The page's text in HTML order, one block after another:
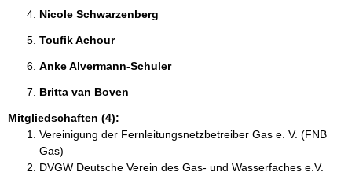
Nicole Schwarzenberg
Toufik Achour
Anke Alvermann-Schuler
Britta van Boven
Mitgliedschaften (4):
Vereinigung der Fernleitungsnetzbetreiber Gas e. V. (FNB
Gas)
DVGW Deutsche Verein des Gas- und Wasserfaches e.V.